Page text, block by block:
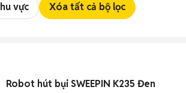
vực Xóa tất cả bộ lọc
Robot hút bụi SWEEPIN K235 Đen